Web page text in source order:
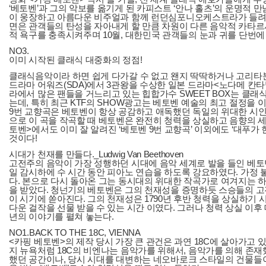
‘베토벤’과 그의 악보를 옮기게 된 카피스트 ‘안나 홀츠’의 운명적
이 웅장하고 아름다운 비주얼과 함께 런던심포니오케스트라가 들
면은 관객들의 탄성을 자아내게 할 만큼 차원이 다른 음악적 카타
적 욕구를 충족시켜주며 10월, 대한민국 관객들의 눈과 귀를 단번
NO3.
이미 시작된 클래식 대중화의 정점!
클래식음악이라 하면 쉽게 다가갈 수 없고 왠지 딱딱하거나 고리
드라마 어워즈(SDA)에서 3관왕을 수상한 일본 드라마<노다메 칸
라에서 많은 팬들을 거느리고 있는 힙합가수 SWEET BOX는 클
는데, 특히 최근 KTF의 SHOW광고는 베토벤 예술의 최고 절정을
9번 교향곡은 베토벤이 항상 공감하고 애독했던 독일의 위대한 시
으로 이 곡을 작곡할 때 베토벤은 완전히 청력을 상실하고 음향의
토벤>에서도 이미 잘 알려진 ‘베토벤 9번 교향곡’ 이외에도 ‘대푸
것이다!
시대가 천재를 만들다._Ludwig Van Beethoven
고전주의 음악이 가장 성행하던 시대에 음악 세계로 발을 들인 베
일 감시하에 수 시간 동안 피아노 연습을 하도록 강요하였다. 가정
다. 본으로 다시 돌아온 그는 동시대의 위대한 작곡가로 여겨지는
을 받았다. 청넌기의 베토벤은 그의 천재성을 증명하듯 스승들의
이 시기에 쏟아진다. 그의 천재성은 1790년 후반 청력을 상실하기
다운 걸작을 선물 받을 수 있는 시간 이였다. 그러나 청력 상실 이
년의 이야기를 펼쳐 놓는다.
NO1.BACK TO THE 18C, VIENNA
<카핑 베토벤>의 제작 당시 가장 큰 관건은 과연 18C에 살아가고
지 뉴욕처럼 18C의 비엔나는 음악가를 위해서, 음악가를 의해 존
했던 공간이나, 당시 시대를 대변하는 네오바로크 스타일의 건물